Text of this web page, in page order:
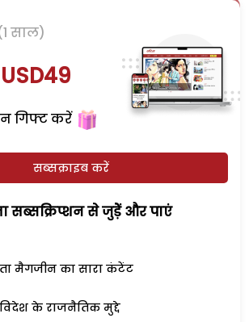
साल)
USD49
गिफ्ट करें
सब्सक्राइब करें
सब्सक्रिप्शन से जुड़ेें और पाएं
मैगजीन का सारा कंटेंट
के राजनैतिक मुद्दे